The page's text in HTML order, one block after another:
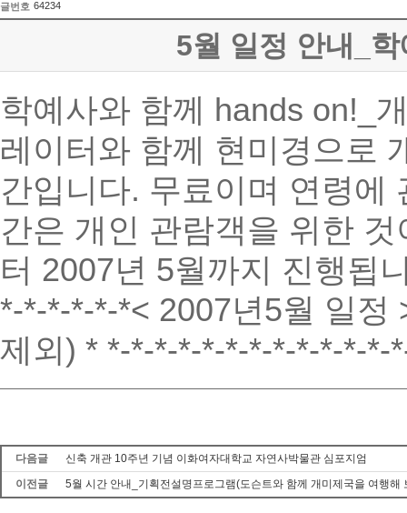
글번호 64234
5월 일정 안내_
학예사와 함께 hands on!_
레이터와 함께 현미경으로
간입니다. 무료이며 연령에
간은 개인 관람객을 위한
터 2007년 5월까지 진행됩
*-*-*-*-*-*< 2007년5월 일정
제외) * *-*-*-*-*-*-*-*-*-*-*-*-
다음글
신축 개관 10주년 기념 이화여자대학교 자연사박물관 심포지엄
이전글
5월 시간 안내_기획전설명프로그램(도슨트와 함께 개미제국을 여행해